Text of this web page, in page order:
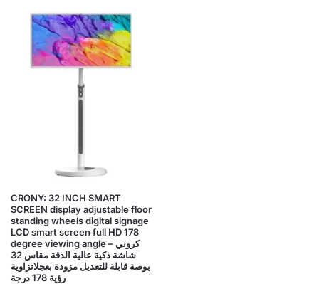
CRONY: 32 INCH SMART
SCREEN display adjustable floor
standing wheels digital signage
LCD smart screen full HD 178
degree viewing angle – كروني
شاشة ذكية عالية الدقة مقاس 32
بوصة قابلة للتعديل مزودة بعجلاتزاوية
رؤية 178 درجة